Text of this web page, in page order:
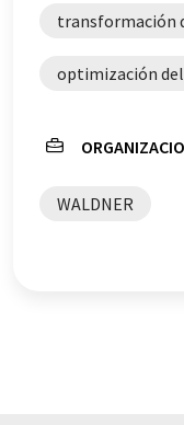
este artículo ha sido
automática, es
vocabulario, sintaxis
Alemán se puede
transformación
optimización
WALDNER